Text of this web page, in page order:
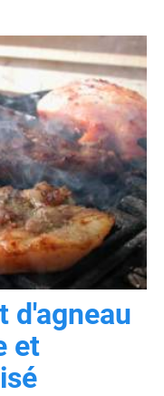
d'agneau
et